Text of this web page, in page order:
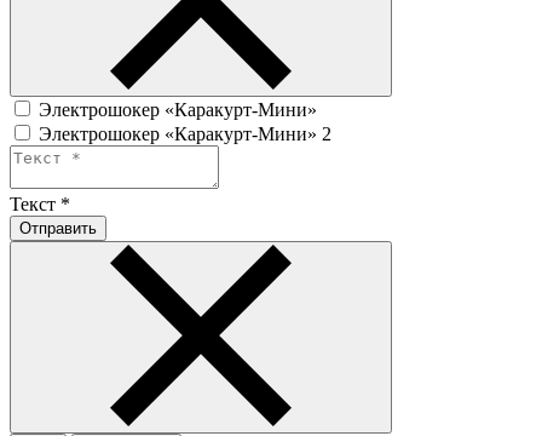
Электрошокер «Каракурт-Мини»
Электрошокер «Каракурт-Мини» 2
Текст *
Отправить